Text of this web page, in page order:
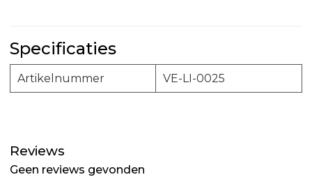
Specificaties
Artikelnummer VE-LI-0025
Reviews
Geen reviews gevonden